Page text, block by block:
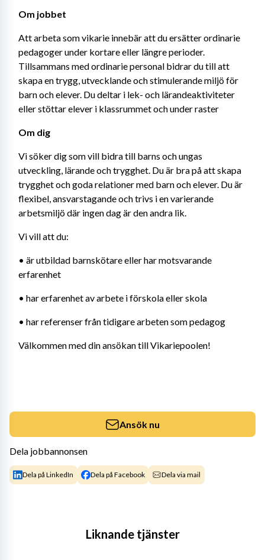
Om jobbet
Att arbeta som vikarie innebär att du ersätter ordinarie
pedagoger under kortare eller längre perioder.
Tillsammans med ordinarie personal bidrar du till att
skapa en trygg, utvecklande och stimulerande miljö för
barn och elever. Du deltar i lek- och lärandeaktiviteter
eller stöttar elever i klassrummet och under raster
Om dig
Vi söker dig som vill bidra till barns och ungas
utveckling, lärande och trygghet. Du är bra på att skapa
trygghet och goda relationer med barn och elever. Du är
flexibel, ansvarstagande och trivs i en varierande
arbetsmiljö där ingen dag är den andra lik.
Vi vill att du:
• är utbildad barnskötare eller har motsvarande
erfarenhet
• har erfarenhet av arbete i förskola eller skola
• har referenser från tidigare arbeten som pedagog
Välkommen med din ansökan till Vikariepoolen!
Ansök nu
Dela jobbannonsen
Dela på LinkedIn Dela på Facebook Dela via mail
Liknande tjänster